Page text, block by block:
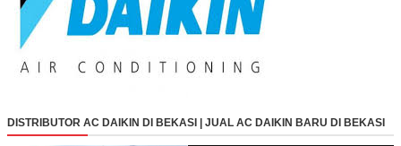
DISTRIBUTOR AC DAIKIN DI BEKASI | JUAL AC DAIKIN BARU DI BEKASI